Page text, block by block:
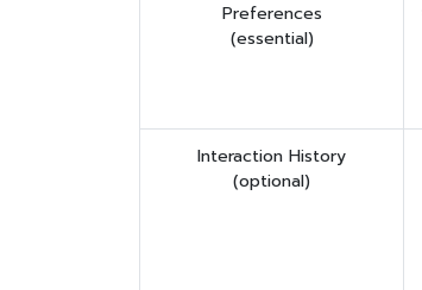
Preferences
(essential)
Interaction History
(optional)